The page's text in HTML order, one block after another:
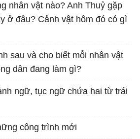
nhân vật nào? Anh Thuỷ gặp
ở đâu? Cảnh vật hôm đó có gì
sau và cho biết mỗi nhân vật
dân đang làm gì?
ngữ, tục ngữ chứa hai từ trái
công trình mới